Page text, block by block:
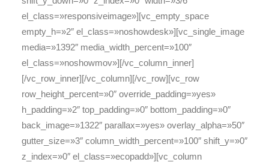
el_class=»responsiveimage»][vc_empty_space
empty_h=»2″ el_class=»noshowdesk»][vc_single_image
media=»1392″ media_width_percent=»100″
el_class=»noshowmov»][/vc_column_inner]
[/vc_row_inner][/vc_column][/vc_row][vc_row
row_height_percent=»0″ override_padding=»yes»
h_padding=»2″ top_padding=»0″ bottom_padding=»0″
back_image=»1322″ parallax=»yes» overlay_alpha=»50″
gutter_size=»3″ column_width_percent=»100″ shift_y=»0″
z_index=»0″ el_class=»ecopadd»][vc_column